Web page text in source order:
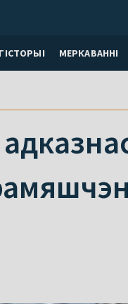
ГІСТОРЫІ МЕРКАВАННI